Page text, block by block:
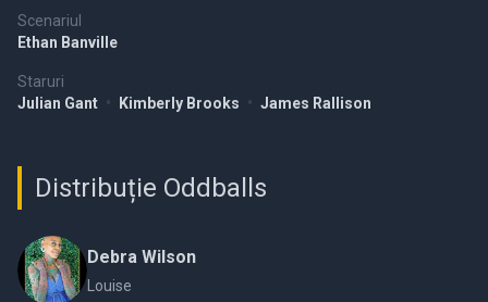
Scenariul
Ethan Banville
Staruri
Julian Gant • Kimberly Brooks • James Rallison
Distribuție Oddballs
Debra Wilson
Louise